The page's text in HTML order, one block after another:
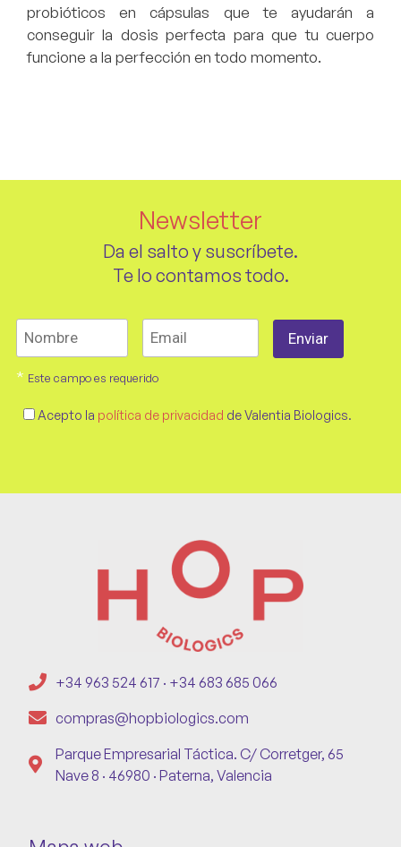
probióticos en cápsulas que te ayudarán a
conseguir la dosis perfecta para que tu cuerpo
funcione a la perfección en todo momento.
Newsletter
Da el salto y suscríbete.
Te lo contamos todo.
* Este campo es requerido
Acepto la política de privacidad de Valentia Biologics.
+34 963 524 617 · +34 683 685 066
compras@hopbiologics.com
Parque Empresarial Táctica. C/ Corretger, 65
Nave 8 · 46980 · Paterna, Valencia